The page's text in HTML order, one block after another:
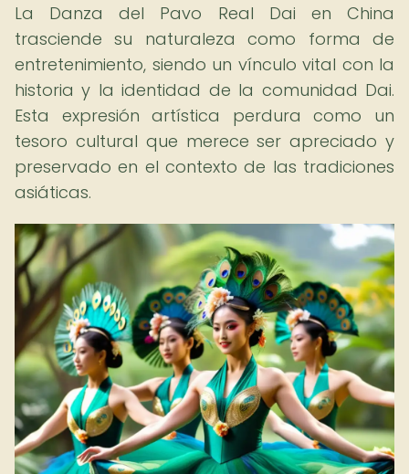
La Danza del Pavo Real Dai en China
trasciende su naturaleza como forma de
entretenimiento, siendo un vínculo vital con la
historia y la identidad de la comunidad Dai.
Esta expresión artística perdura como un
tesoro cultural que merece ser apreciado y
preservado en el contexto de las tradiciones
asiáticas.